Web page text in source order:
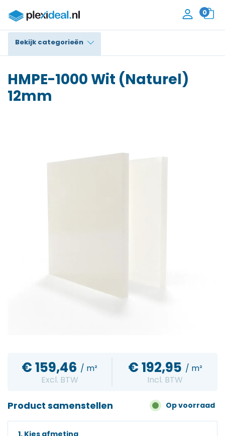
0
Bekijk categorieën
Polycarbonaat
HMPE-1000 Wit (Naturel)
12mm
€159,46 / m²
Excl. BTW
€192,95 / m²
Incl. BTW
Op voorraad
Product samenstellen
1. Kies afmeting